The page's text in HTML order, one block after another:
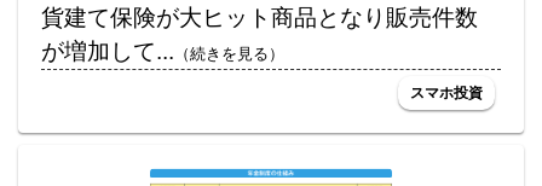
貨建て保険が大ヒット商品となり販売件数
が増加して... （続きを見る）
スマホ投資